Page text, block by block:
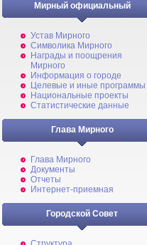
Мирный официальный
Устав Мирного
Символика Мирного
Награды и поощрения
Мирного
Информация о городе
Целевые и иные программы
Национальные проекты
Статистические данные
Глава Мирного
Глава Мирного
Документы
Отчеты
Интернет-приемная
Городской Совет